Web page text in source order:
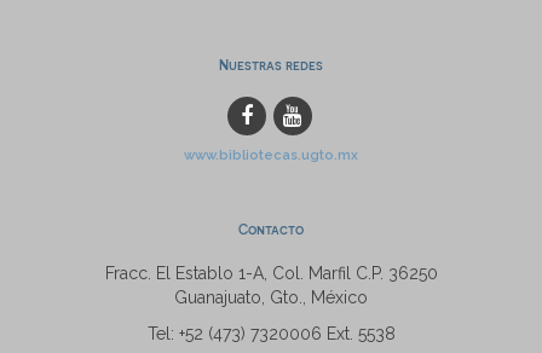
Nuestras redes
www.bibliotecas.ugto.mx
Contacto
Fracc. El Establo 1-A, Col. Marfil C.P. 36250
Guanajuato, Gto., México
Tel: +52 (473) 7320006 Ext. 5538